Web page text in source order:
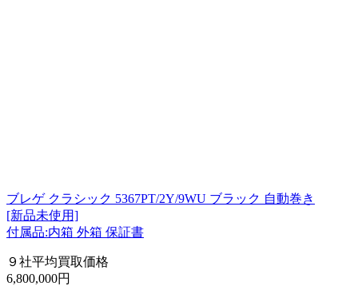
ブレゲ クラシック 5367PT/2Y/9WU ブラック 自動巻き
[新品未使用]
付属品:内箱 外箱 保証書
９社平均買取価格
6,800,000円